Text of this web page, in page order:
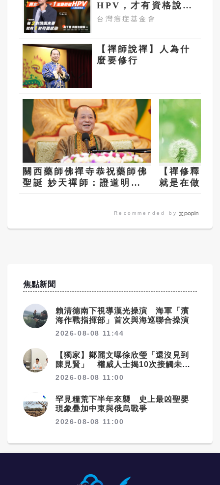
HPV，才有資格說愛
妳！
台灣癌症基金會
【禪師說禪】人為什
麼要修行
關西藥師佛禪寺恭祝藥師佛
聖誕 妙天禪師：證道明師
傳佛妙心
【禪修釋疑
就是在做功
Recommended by
焦點新聞
賴清德南下視導漢光操演 海軍「濱
海作戰指揮部」首次與海巡聯合操演
2026-08-08 11:44
【獨家】鄭麗文曝徐欣瑩「還沒見到
陳見賢」 權威人士揭10次接觸未
果：整合最後一哩路
2026-08-08 11:00
罕見糧荒下半年來襲 史上最凶聖嬰
現象疊加中東與俄烏戰爭
2026-08-08 11:00